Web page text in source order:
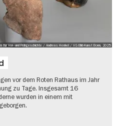
Vor- und Frühgeschichte / Andreas Henkel / VG Bild-Kunst Bonn, 2025
vor dem Roten Rathaus im Jahr
zu Tage. Insgesamt 16
wurden in einem mit